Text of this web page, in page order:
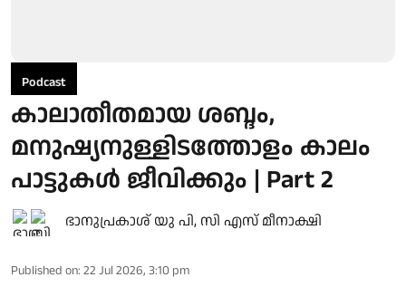
Podcast
കാലാതീതമായ ശബ്ദം,
മനുഷ്യനുള്ളിടത്തോളം കാലം
പാട്ടുകൾ ജീവിക്കും | Part 2
ഭാനുപ്രകാശ് യു പി, സി എസ് മീനാക്ഷി
Published on: 22 Jul 2026, 3:10 pm